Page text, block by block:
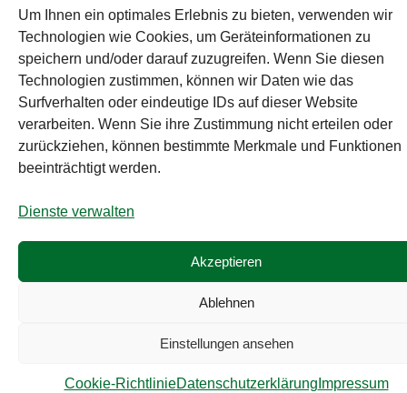
Um Ihnen ein optimales Erlebnis zu bieten, verwenden wir
Technologien wie Cookies, um Geräteinformationen zu
speichern und/oder darauf zuzugreifen. Wenn Sie diesen
Technologien zustimmen, können wir Daten wie das
Surfverhalten oder eindeutige IDs auf dieser Website
verarbeiten. Wenn Sie ihre Zustimmung nicht erteilen oder
zurückziehen, können bestimmte Merkmale und Funktionen
beeinträchtigt werden.
Dienste verwalten
Akzeptieren
Ablehnen
Einstellungen ansehen
Cookie-RichtlinieDatenschutzerklärung Impressum